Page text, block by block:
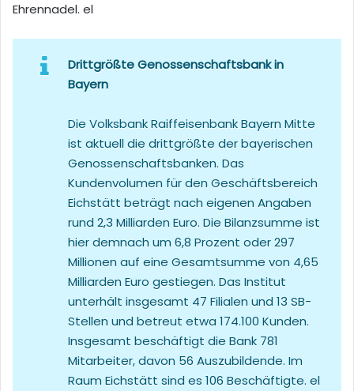
Ehrennadel. el
Drittgrößte Genossenschaftsbank in
Bayern
Die Volksbank Raiffeisenbank Bayern Mitte
ist aktuell die drittgrößte der bayerischen
Genossenschaftsbanken. Das
Kundenvolumen für den Geschäftsbereich
Eichstätt beträgt nach eigenen Angaben
rund 2,3 Milliarden Euro. Die Bilanzsumme ist
hier demnach um 6,8 Prozent oder 297
Millionen auf eine Gesamtsumme von 4,65
Milliarden Euro gestiegen. Das Institut
unterhält insgesamt 47 Filialen und 13 SB-
Stellen und betreut etwa 174.100 Kunden.
Insgesamt beschäftigt die Bank 781
Mitarbeiter, davon 56 Auszubildende. Im
Raum Eichstätt sind es 106 Beschäftigte. el